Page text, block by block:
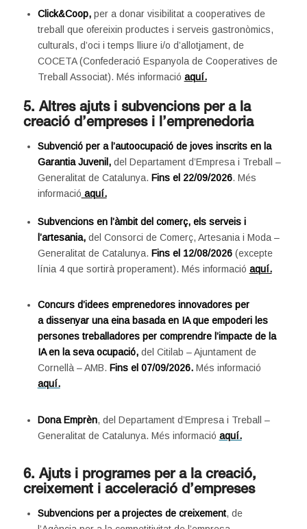
Click&Coop,per a donar visibilitat a cooperatives de
treball que ofereixin productes i serveis gastronòmics,
culturals, d’oci i temps lliure i/o d’allotjament, de
COCETA (Confederació Espanyola de Cooperatives de
Treball Associat). Més informació aquí.
5. Altres ajuts i subvencions per a la
creació d’empreses i l’emprenedoria
Subvenció per a l’autoocupació de joves inscrits en la
Garantia Juvenil,del Departament d’Empresa i Treball –
Generalitat de Catalunya. Fins el 22/09/2026. Més
informació aquí.
Subvencions en l’àmbit del comerç, els serveis i
l’artesania, del Consorci de Comerç, Artesania i Moda –
Generalitat de Catalunya. Fins el 12/08/2026(excepte
línia 4 que sortirà properament). Més informació aquí.
Concurs d’idees emprenedores innovadores per
a dissenyar una eina basada en IA que empoderi les
persones treballadores per comprendre l’impacte de la
IA en la seva ocupació, del Citilab – Ajuntament de
Cornellà – AMB. Fins el 07/09/2026.Més informació
aquí.
Dona Emprèn, del Departament d’Empresa i Treball –
Generalitat de Catalunya. Més informació aquí.
6. Ajuts i programes per a la creació,
creixement i acceleració d’empreses
Subvencions per a projectes de creixement, de